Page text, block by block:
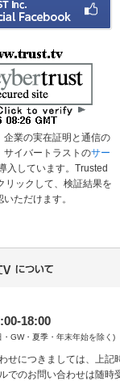
企業の実在証明と通信の
サイバートラストのサー
入しています。Trusted
リックして、検証結果を
いただけます。
18:00
GW・夏季・年末年始を除く)
せにつきましては、上記
でのお問い合わせは随時